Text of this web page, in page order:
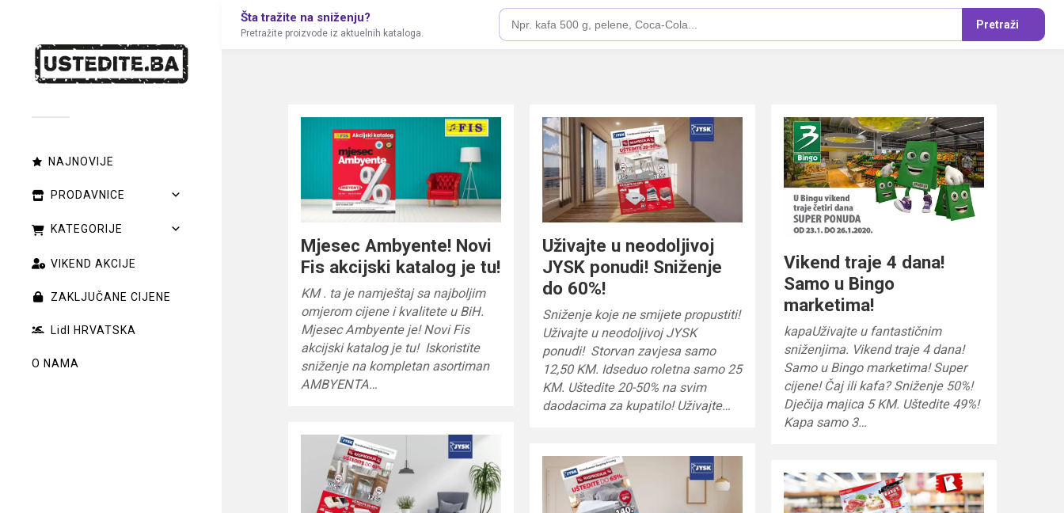
NAJNOVIJE
PRODAVNICE
KATEGORIJE
VIKEND AKCIJE
ZAKLJUČANE CIJENE
Lidl HRVATSKA
O NAMA
Šta tražite na sniženju?
Pretražite proizvode iz aktuelnih kataloga.
Pretraži
Mjesec Ambyente! Novi
Fis akcijski katalog je tu!
KM . ta je namještaj sa najboljim
omjerom cijene i kvalitete u BiH.
Mjesec Ambyente je! Novi Fis
akcijski katalog je tu! Iskoristite
sniženje na kompletan asortiman
AMBYENTA…
Uživajte u neodoljivoj
JYSK ponudi! Sniženje
do 60%!
Sniženje koje ne smijete propustiti!
Uživajte u neodoljivoj JYSK
ponudi! Storvan zavjesa samo
12,50 KM. Idseduo roletna samo 25
KM. Uštedite 20-50% na svim
daodacima za kupatilo! Uživajte…
Vikend traje 4 dana!
Samo u Bingo
marketima!
kapaUživajte u fantastičnim
sniženjima. Vikend traje 4 dana!
Samo u Bingo marketima! Super
cijene! Čaj ili kafa? Sniženje 50%!
Dječija majica 5 KM. Uštedite 49%!
Kapa samo 3…